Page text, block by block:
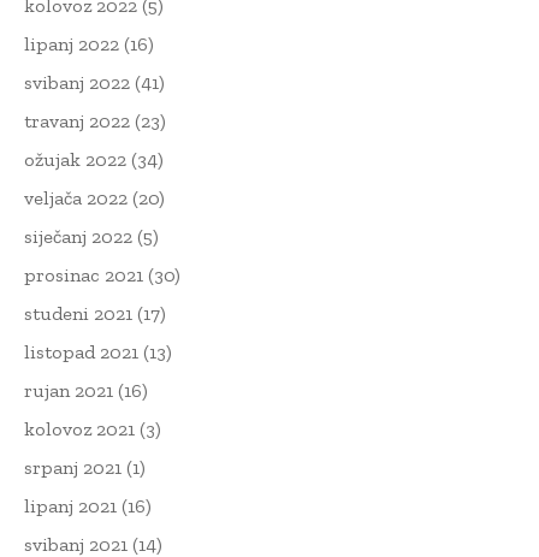
kolovoz 2022 (5)
lipanj 2022 (16)
svibanj 2022 (41)
travanj 2022 (23)
ožujak 2022 (34)
veljača 2022 (20)
siječanj 2022 (5)
prosinac 2021 (30)
studeni 2021 (17)
listopad 2021 (13)
rujan 2021 (16)
kolovoz 2021 (3)
srpanj 2021 (1)
lipanj 2021 (16)
svibanj 2021 (14)